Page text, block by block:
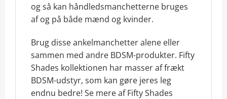
og så kan håndledsmanchetterne bruges
af og på både mænd og kvinder.
Brug disse ankelmanchetter alene eller
sammen med andre BDSM-produkter. Fifty
Shades kollektionen har masser af frækt
BDSM-udstyr, som kan gøre jeres leg
endnu bedre! Se mere af Fifty Shades